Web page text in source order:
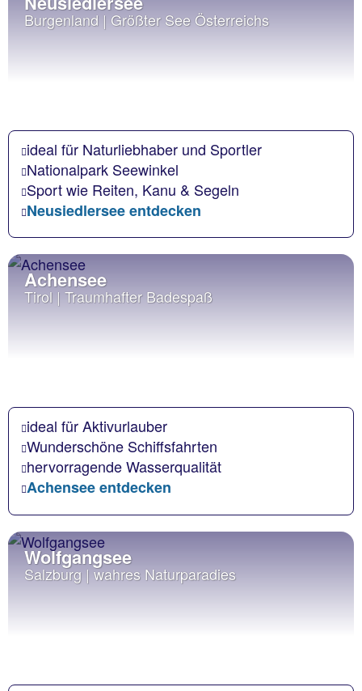
Burgenland | Größter See Österreichs
ideal für Naturliebhaber und Sportler
Nationalpark Seewinkel
Sport wie Reiten, Kanu & Segeln
Neusiedlersee entdecken
Achensee
Tirol | Traumhafter Badespaß
ideal für Aktivurlauber
Wunderschöne Schiffsfahrten
hervorragende Wasserqualität
Achensee entdecken
Wolfgangsee
Salzburg | wahres Naturparadies